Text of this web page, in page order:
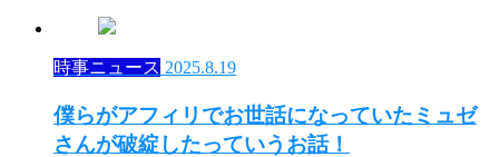
時事ニュース 2025.8.19
僕らがアフィリでお世話になっていたミュゼ
さんが破綻したっていうお話！